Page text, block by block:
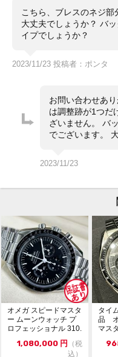
目立つキズ
コメント
現行のスピ
しました。
寿命を実現
※店頭でも
了承くださ
ご来店前に
大黒屋 時
こちら、ブレスのネジ
大丈夫でしょうか？ バ
イプでしょうか？
2023/11/23 投稿者：ポンタ
お問い合わせあ
は調整跡が1つだ
ざいません。 バ
でございます。
2023/11/23
オメガ スピードマスタ
ー ムーンウォッチ プ
ロフェッショナル 310.
1,080,000 円
（税
込）
タイ
品
マス
ショ